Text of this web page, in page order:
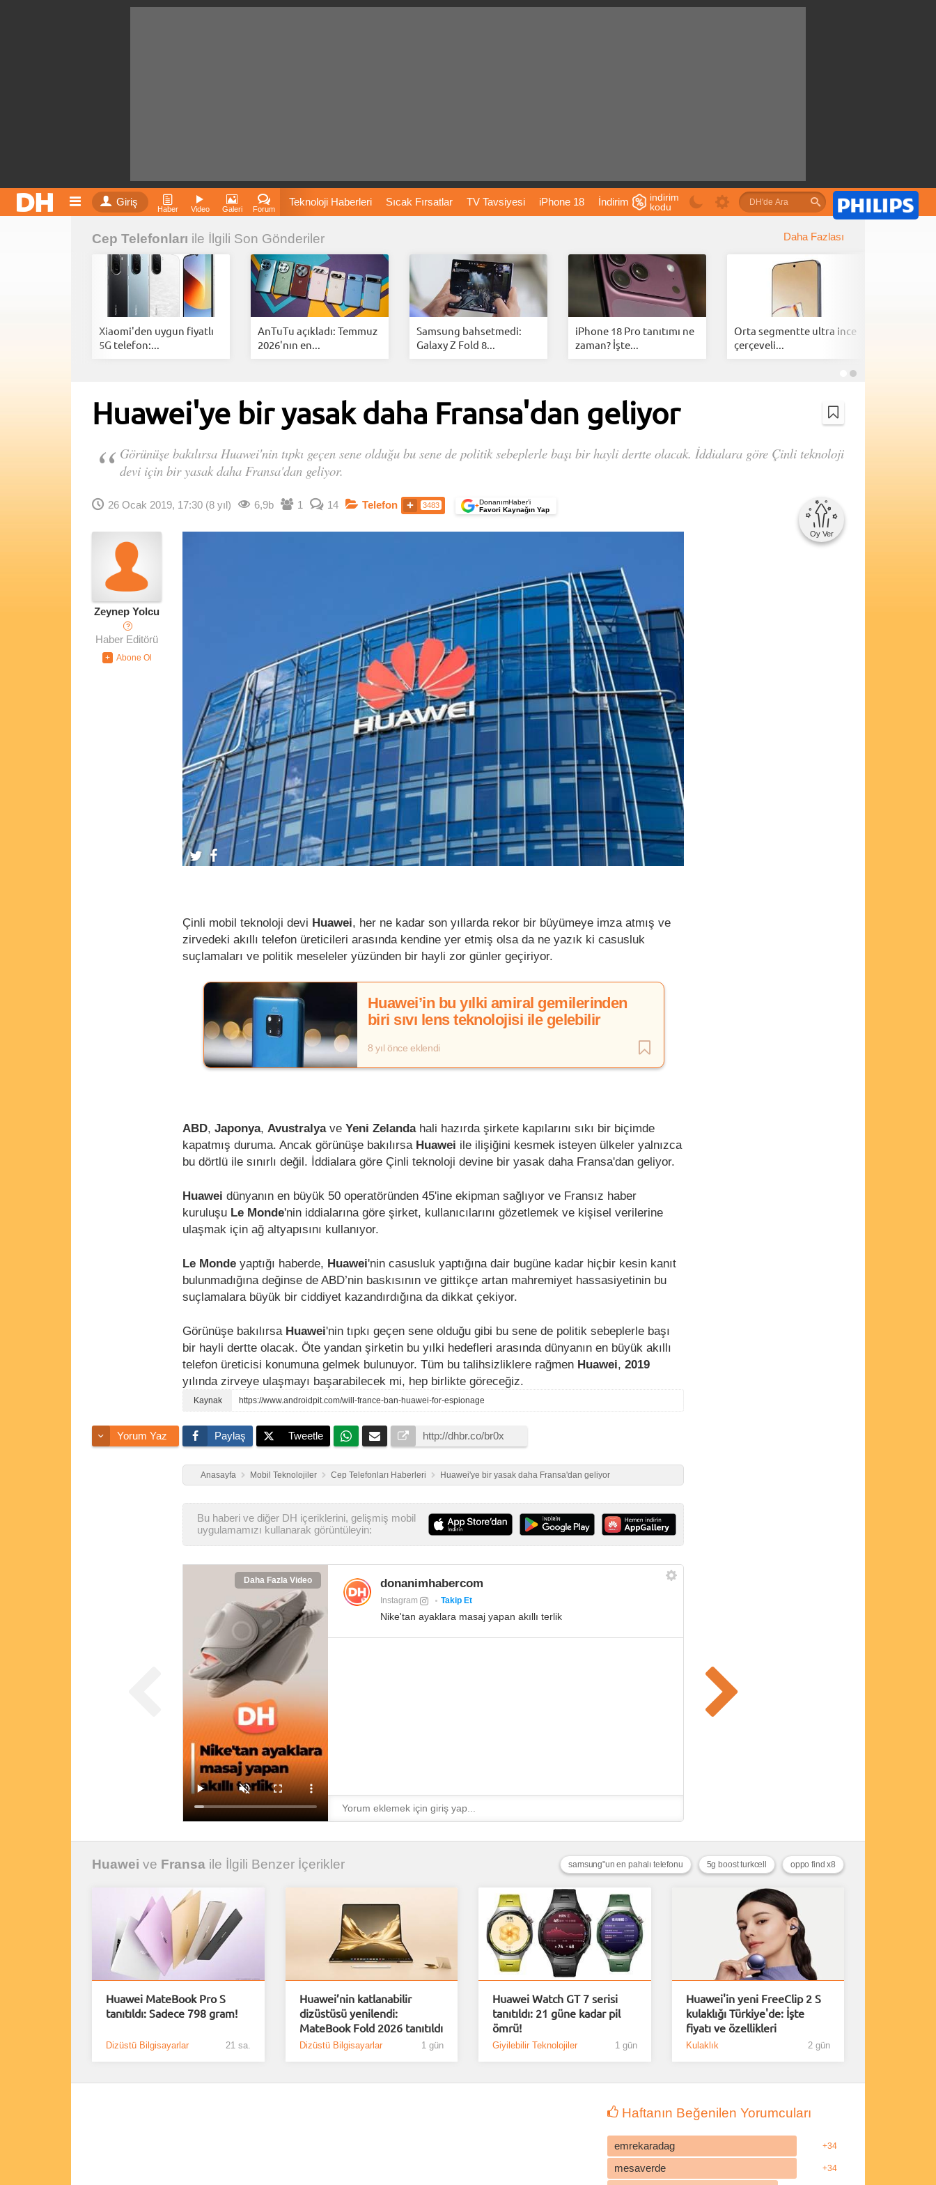
Giriş
Haber Video Galeri Forum
Teknoloji Haberleri Sıcak Fırsatlar TV Tavsiyesi iPhone 18 İndirim
Film Önerileri
Fiyatları Vizyondaki Filmler Bitcoin Dizi Önerileri Önerileri
İnstagram Dondurma İnstagram Çöktü Mü
indirim
kodu
Cep Telefonları ile İlgili Son Gönderiler Daha Fazlası
Xiaomi'den uygun fiyatlı
5G telefon:...
AnTuTu açıkladı: Temmuz
2026'nın en...
Samsung bahsetmedi:
Galaxy Z Fold 8...
iPhone 18 Pro tanıtımı ne
zaman? İşte...
Orta segmentte ultra ince
çerçeveli...
Huawei'ye bir yasak daha Fransa'dan geliyor
Görünüşe bakılırsa Huawei'nin tıpkı geçen sene olduğu bu sene de politik sebeplerle başı bir hayli dertte olacak. İddialara göre Çinli teknoloji
devi için bir yasak daha Fransa'dan geliyor.
26 Ocak 2019, 17:30 (8 yıl) 6,9b 1 14 Telefon 3483 +DonanımHaber’i
Favori Kaynağın Yap
Oy Ver
Zeynep Yolcu
?
Haber Editörü
Çinli mobil teknoloji devi Huawei, her ne kadar son yıllarda rekor bir büyümeye imza atmış ve
zirvedeki akıllı telefon üreticileri arasında kendine yer etmiş olsa da ne yazık ki casusluk
suçlamaları ve politik meseleler yüzünden bir hayli zor günler geçiriyor.
Huawei’in bu yılki amiral gemilerinden
biri sıvı lens teknolojisi ile gelebilir
8 yıl önce eklendi
ABD, Japonya, Avustralyave Yeni Zelandahali hazırda şirkete kapılarını sıkı bir biçimde
kapatmış duruma. Ancak görünüşe bakılırsa Huawei ile ilişiğini kesmek isteyen ülkeler yalnızca
bu dörtlü ile sınırlı değil. İddialara göre Çinli teknoloji devine bir yasak daha Fransa'dan geliyor.
Huawei dünyanın en büyük 50 operatöründen 45'ine ekipman sağlıyor ve Fransız haber
kuruluşu Le Monde'nin iddialarına göre şirket, kullanıcılarını gözetlemek ve kişisel verilerine
ulaşmak için ağ altyapısını kullanıyor.
Le Monde yaptığı haberde, Huawei'nin casusluk yaptığına dair bugüne kadar hiçbir kesin kanıt
bulunmadığına değinse de ABD’nin baskısının ve gittikçe artan mahremiyet hassasiyetinin bu
suçlamalara büyük bir ciddiyet kazandırdığına da dikkat çekiyor.
Görünüşe bakılırsa Huawei'nin tıpkı geçen sene olduğu gibi bu sene de politik sebeplerle başı
bir hayli dertte olacak. Öte yandan şirketin bu yılki hedefleri arasında dünyanın en büyük akıllı
telefon üreticisi konumuna gelmek bulunuyor. Tüm bu talihsizliklere rağmen Huawei, 2019
yılında zirveye ulaşmayı başarabilecek mi, hep birlikte göreceğiz.
https://www.androidpit.com/will-france-ban-huawei-for-espionage
Yorum Yaz Paylaş Tweetle
Anasayfa Mobil Teknolojiler Cep Telefonları Haberleri Huawei'ye bir yasak daha Fransa'dan geliyor
Bu haberi ve diğer DH içeriklerini, gelişmiş mobil
uygulamamızı kullanarak görüntüleyin:
Daha Fazla Video donanimhabercom
Instagram Takip Et
Nike'tan ayaklara masaj yapan akıllı terlik
Huawei ve Fransa ile İlgili Benzer İçerikler oppo find x8
5g boost turkcell
samsung"un en pahalı telefonu
Huawei MateBook Pro S
tanıtıldı: Sadece 798 gram!
Dizüstü Bilgisayarlar 21 sa.
Huawei’nin katlanabilir
dizüstüsü yenilendi:
MateBook Fold 2026 tanıtıldı
Dizüstü Bilgisayarlar 1 gün
Huawei Watch GT 7 serisi
tanıtıldı: 21 güne kadar pil
ömrü!
Giyilebilir Teknolojiler 1 gün
Huawei'in yeni FreeClip 2 S
kulaklığı Türkiye'de: İşte
fiyatı ve özellikleri
Kulaklık 2 gün
Haftanın Beğenilen Yorumcuları
emrekaradag +34
mesaverde +34